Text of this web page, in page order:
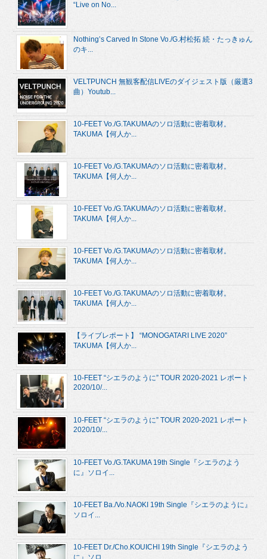
“Live on No...
Nothing’s Carved In Stone Vo./G.村松拓 続・たっきゅん
のキ...
VELTPUNCH 無観客配信LIVEのダイジェスト版（厳選3
曲）Youtub...
10-FEET Vo./G.TAKUMAのソロ活動に密着取材。
TAKUMA【何人か...
10-FEET Vo./G.TAKUMAのソロ活動に密着取材。
TAKUMA【何人か...
10-FEET Vo./G.TAKUMAのソロ活動に密着取材。
TAKUMA【何人か...
10-FEET Vo./G.TAKUMAのソロ活動に密着取材。
TAKUMA【何人か...
10-FEET Vo./G.TAKUMAのソロ活動に密着取材。
TAKUMA【何人か...
【ライブレポート】 “MONOGATARI LIVE 2020”
TAKUMA【何人か...
10-FEET “シエラのように” TOUR 2020-2021 レポート
2020/10/...
10-FEET “シエラのように” TOUR 2020-2021 レポート
2020/10/...
10-FEET Vo./G.TAKUMA 19th Single『シエラのよう
に』ソロイ...
10-FEET Ba./Vo.NAOKI 19th Single『シエラのように』
ソロイ...
10-FEET Dr./Cho.KOUICHI 19th Single『シエラのよう